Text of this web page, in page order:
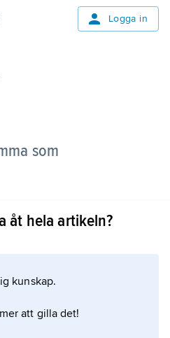
Logga in
som
åt hela artikeln?
kunskap.
att gilla det!